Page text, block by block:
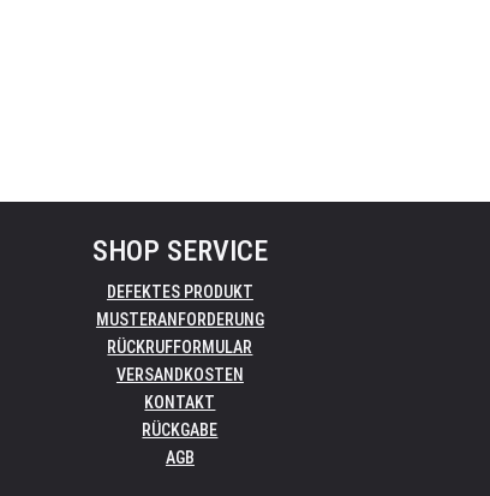
SHOP SERVICE
DEFEKTES PRODUKT
MUSTERANFORDERUNG
RÜCKRUFFORMULAR
VERSANDKOSTEN
KONTAKT
RÜCKGABE
AGB